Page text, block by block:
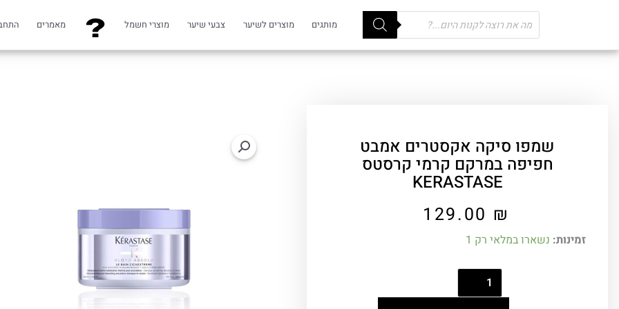
מותגים מוצרים לשיער צבעי שיער מוצרי חשמל מאמרים
Products
search
שמפו סיקה אקסטרים אמבט
חפיפה במרקם קרמי קרסטס
KERASTASE
129.00 ₪
זמינות: נשארו במלאי רק 1